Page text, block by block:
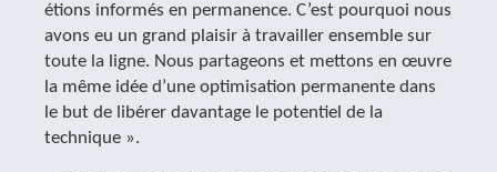
étions informés en permanence. C’est pourquoi nous
avons eu un grand plaisir à travailler ensemble sur
toute la ligne. Nous partageons et mettons en œuvre
la même idée d’une optimisation permanente dans
le but de libérer davantage le potentiel de la
technique ».